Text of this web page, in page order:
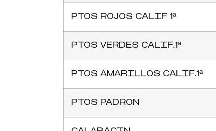
PTOS ROJOS CALIF 1ª
PTOS VERDES CALIF.1ª
PTOS AMARILLOS CALIF.1ª
PTOS PADRON